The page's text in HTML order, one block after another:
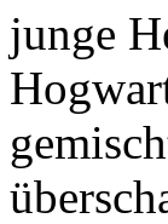
junge